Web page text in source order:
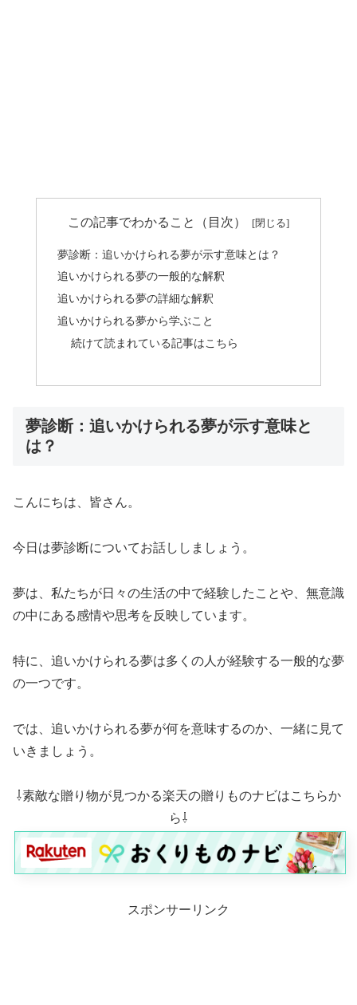
この記事でわかること（目次）
夢診断：追いかけられる夢が示す意味とは？
追いかけられる夢の一般的な解釈
追いかけられる夢の詳細な解釈
追いかけられる夢から学ぶこと
続けて読まれている記事はこちら
夢診断：追いかけられる夢が示す意味と
は？
こんにちは、皆さん。
今日は夢診断についてお話ししましょう。
夢は、私たちが日々の生活の中で経験したことや、無意識
の中にある感情や思考を反映しています。
特に、追いかけられる夢は多くの人が経験する一般的な夢
の一つです。
では、追いかけられる夢が何を意味するのか、一緒に見て
いきましょう。
⇩素敵な贈り物が見つかる楽天の贈りものナビはこちらか
ら⇩
スポンサーリンク